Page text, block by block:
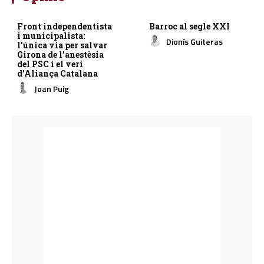
Front independentista
i municipalista:
l’única via per salvar
Girona de l’anestèsia
del PSC i el verí
d’Aliança Catalana
Joan Puig
Barroc al segle XXI
Dionís Guiteras